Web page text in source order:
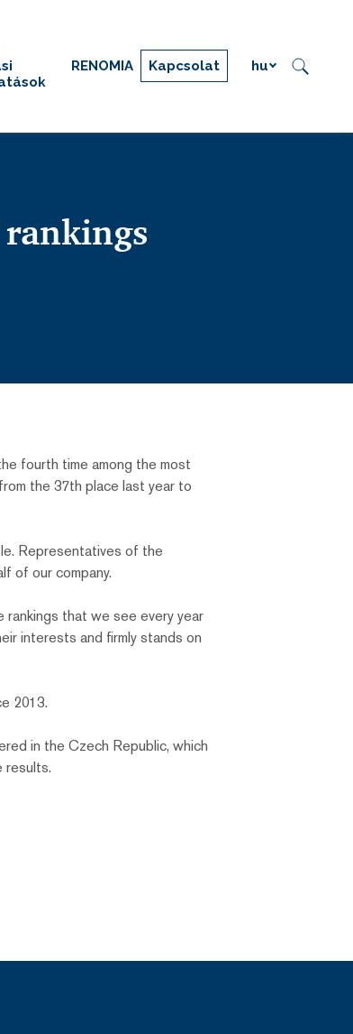
RENOMIA Kapcsolat hu
rankings
fourth time among the most
the 37th place last year to
Representatives of the
of our company.
that we see every year
interests and firmly stands on
2013.
in the Czech Republic, which
results.